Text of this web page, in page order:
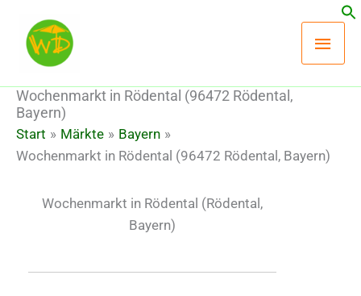
Inhalt
springen
Wochenmarkt in Rödental (96472 Rödental,
Bayern)
Start Märkte
Bayern
Wochenmarkt in Rödental (96472 Rödental, Bayern)
Wochenmarkt in Rödental (Rödental,
Bayern)